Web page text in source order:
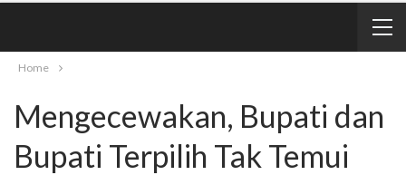
Home
Mengecewakan, Bupati dan
Bupati Terpilih Tak Temui